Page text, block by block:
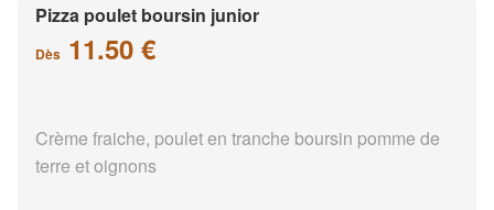
Pizza poulet boursin junior
Dès 11.50 €
Crème fraiche, poulet en tranche boursin pomme de
terre et oignons